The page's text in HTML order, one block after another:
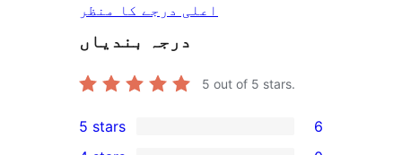
اعلی درجے کا منظر
درجہ بندیاں
5 out of 5 stars.
6
5 stars 6